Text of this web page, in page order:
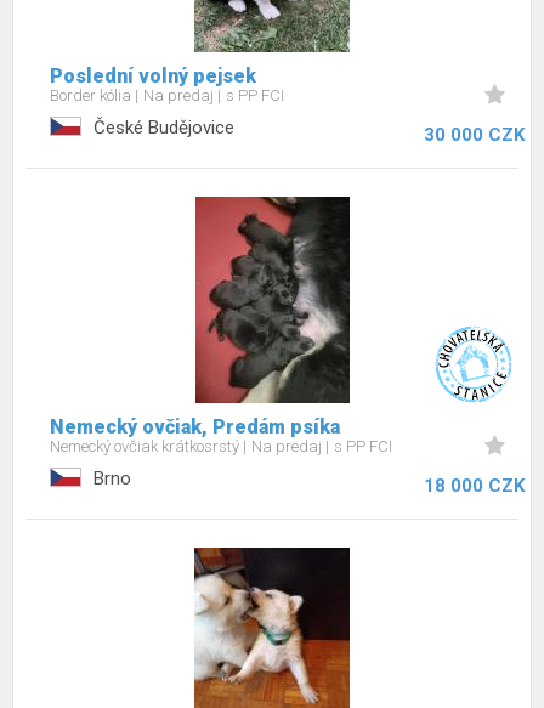
Poslední volný pejsek
Border kólia Na predaj s PP FCI
České Budějovice 30 000 CZK
Nemecký ovčiak, Predám psíka
Nemecký ovčiak krátkosrstý Na predaj s PP FCI
Brno 18 000 CZK